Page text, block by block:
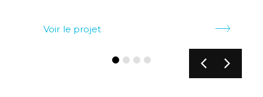
Voir le projet